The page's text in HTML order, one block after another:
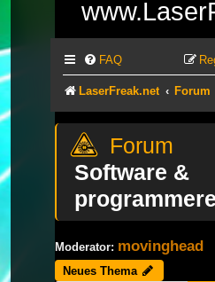
FAQ
LaserFreak.net Forum
Software &
Moderator: movinghead
Neues Thema